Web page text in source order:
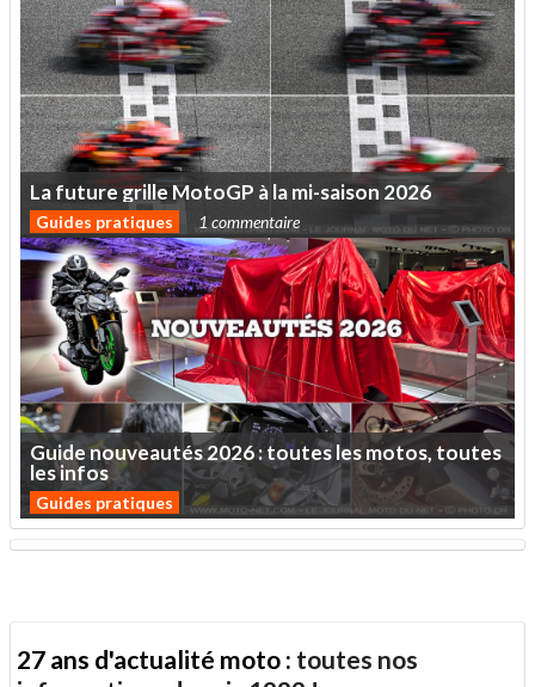
Lafuturegrille MotoGP àlami-saison 2026
Guides pratiques 1 commentaire
Guidenouveautés2026:touteslesmotos,toutes
lesinfos
Guides pratiques
27 ans d'actualité moto : toutes nos